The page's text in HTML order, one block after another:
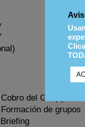
Cobro del GP (*)
Formación de grupos
Briefing